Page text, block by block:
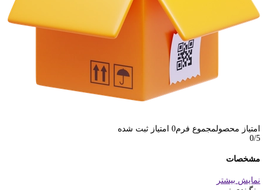
امتیاز محصولمجموع فرم0 امتیاز ثبت شده
0/5
مشخصات
نمایش بیشتر